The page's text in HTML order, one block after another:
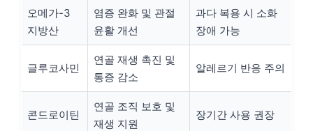
오메가-3
지방산
염증 완화 및 관절
윤활 개선
과다 복용 시 소화
장애 가능
글루코사민
연골 재생 촉진 및
통증 감소
알레르기 반응 주의
콘드로이틴
연골 조직 보호 및
재생 지원
장기간 사용 권장